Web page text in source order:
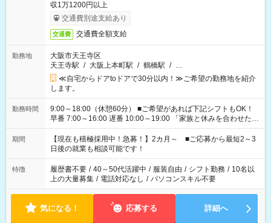
収1万1200円以上
交通費別途支給あり
交通費 交通費全額支給
勤務地
大阪市天王寺区
天王寺駅 / 大阪上本町駅 / 鶴橋駅 / …
≪自宅からドアtoドアで30分以内！≫ご希望の勤務地を紹介
します。
勤務時間
9:00～18:00（休憩60分） ■ご希望があれば下記シフトもOK！
早番 7:00～16:00 遅番 10:00～19:00 「家族と休みを合わせた
い」 「余裕を持って夕飯の準備がしたい」 「できれば残業はし
たくない」 など、ご希望を教えてくださいね。 ※Wワーク希望
の方へ 今ご覧のお仕事で希望する勤務時間と、もう1つのお仕事
の勤務時間。 合計で週40時間を超える場合は応募できません。
期間
【現在も積極採用中！急募！】2カ月～ ■ご応募から最短2～3
日後の就業も相談可能です！
特徴 履歴書不要 / 40～50代活躍中 / 服装自由 / シフト勤務 / 10名以
上の大量募集 / 電話対応なし / パソコンスキル不要
気になる！ 応募する 詳細へ